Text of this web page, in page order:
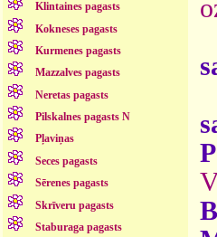
Klintaines pagasts
Kokneses pagasts
Kurmenes pagasts
Mazzalves pagasts
Neretas pagasts
Pilskalnes pagasts N
Pļaviņas
Seces pagasts
Sērenes pagasts
Skrīveru pagasts
Staburaga pagasts